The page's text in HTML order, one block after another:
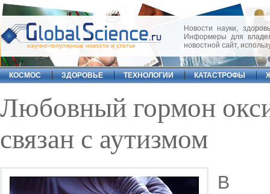
научно-популярные новости и статьи
Новости науки,
Информеры для
новостной сайт,
КОСМОС ЗДОРОВЬЕ ТЕХНОЛОГИИ КАТАСТРОФЫ
Любовный гормон
связан с аутизмом
В